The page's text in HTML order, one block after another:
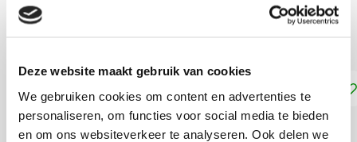
Deze website maakt gebruik van cookies
We gebruiken cookies om content en advertenties te
personaliseren, om functies voor social media te bieden
en om ons websiteverkeer te analyseren. Ook delen we
€16,25
Toevoegen aan winkelwagen
DELEN: